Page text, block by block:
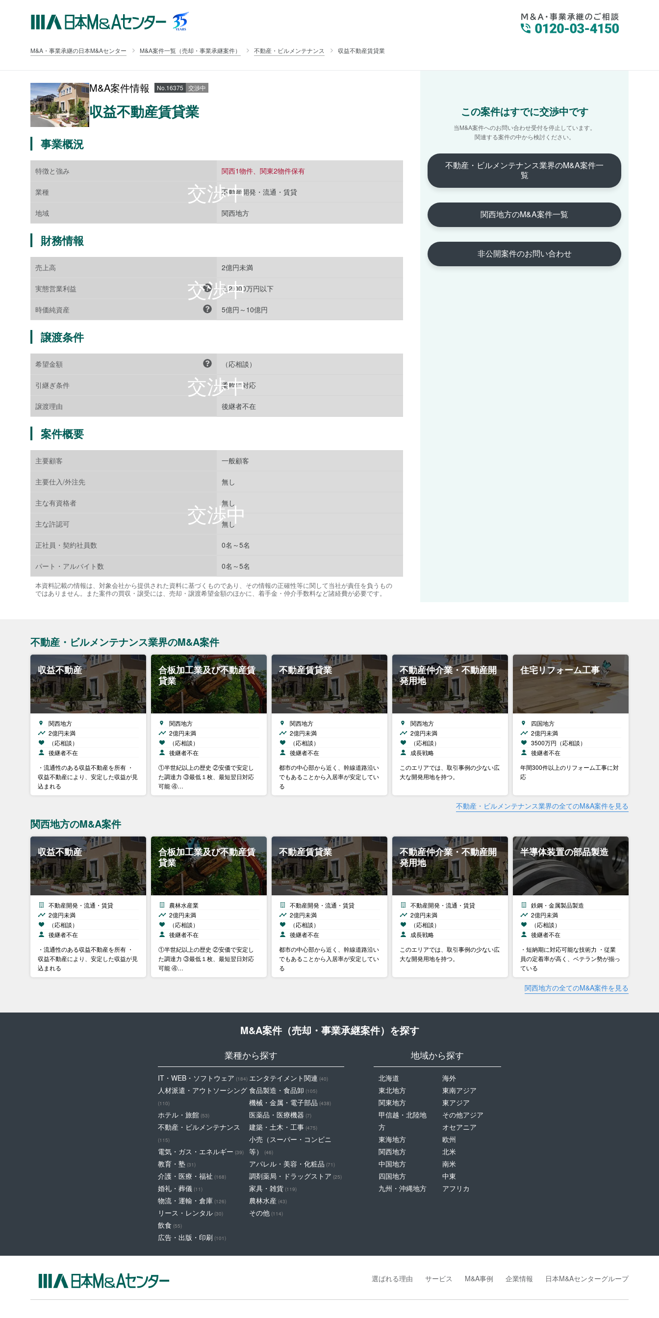
M&A・事業承継の日本M&Aセンター M&A案件一覧（売却・事業承継案件） 不動産・ビルメンテナンス 収益不動産賃貸業
M&A案件情報 No.16375 交渉中
収益不動産賃貸業
事業概況
特徴と強み 関西1物件、関東2物件保有
業種 不動産開発・流通・賃貸
地域 関西地方
財務情報
売上高 2億円未満
実態営業利益 △2,000万円以下
時価純資産 5億円～10億円
譲渡条件
希望金額 （応相談）
引継ぎ条件 柔軟に対応
譲渡理由 後継者不在
案件概要
主要顧客 一般顧客
主要仕入/外注先 無し
主な有資格者 無し
主な許認可 無し
正社員・契約社員数 0名～5名
パート・アルバイト数 0名～5名
本資料記載の情報は、対象会社から提供された資料に基づくものであり、その情報の正確性等に関して当社が責任を負うもの
ではありません。また案件の買収・譲受には、売却・譲渡希望金額のほかに、着手金・仲介手数料など諸経費が必要です。
この案件はすでに交渉中です
当M&A案件へのお問い合わせ受付を停止しています。
関連する案件の中から検討ください。
不動産・ビルメンテナンス業界のM&A案件一
覧
関西地方のM&A案件一覧
非公開案件のお問い合わせ
不動産・ビルメンテナンス業界のM&A案件
収益不動産
関西地方
2億円未満
（応相談）
後継者不在
・流通性のある収益不動産を所有 ・
収益不動産により、安定した収益が見
込まれる
合板加工業及び不動産賃
貸業
関西地方
2億円未満
（応相談）
後継者不在
①半世紀以上の歴史 ②安価で安定し
た調達力 ③最低１枚、最短翌日対応
可能 ④…
不動産賃貸業
関西地方
2億円未満
（応相談）
後継者不在
都市の中心部から近く、幹線道路沿い
でもあることから入居率が安定してい
る
不動産仲介業・不動産開
発用地
関西地方
2億円未満
（応相談）
成長戦略
このエリアでは、取引事例の少ない広
大な開発用地を持つ。
住宅リフォーム工事
四国地方
2億円未満
3500万円（応相談）
後継者不在
年間300件以上のリフォーム工事に対
応
不動産・ビルメンテナンス業界の全てのM&A案件を見る
関西地方のM&A案件
収益不動産
不動産開発・流通・賃貸
2億円未満
（応相談）
後継者不在
・流通性のある収益不動産を所有 ・
収益不動産により、安定した収益が見
込まれる
合板加工業及び不動産賃
貸業
農林水産業
2億円未満
（応相談）
後継者不在
①半世紀以上の歴史 ②安価で安定し
た調達力 ③最低１枚、最短翌日対応
可能 ④…
不動産賃貸業
不動産開発・流通・賃貸
2億円未満
（応相談）
後継者不在
都市の中心部から近く、幹線道路沿い
でもあることから入居率が安定してい
る
不動産仲介業・不動産開
発用地
不動産開発・流通・賃貸
2億円未満
（応相談）
成長戦略
このエリアでは、取引事例の少ない広
大な開発用地を持つ。
半導体装置の部品製造
鉄鋼・金属製品製造
2億円未満
（応相談）
後継者不在
・短納期に対応可能な技術力 ・従業
員の定着率が高く、ベテラン勢が揃っ
ている
関西地方の全てのM&A案件を見る
M&A案件（売却・事業承継案件）を探す
業種から探す
IT・WEB・ソフトウェア (184)
人材派遣・アウトソーシング
(110)
ホテル・旅館 (53)
不動産・ビルメンテナンス
(115)
電気・ガス・エネルギー (39)
教育・塾 (31)
介護・医療・福祉 (168)
婚礼・葬儀 (11)
物流・運輸・倉庫 (126)
リース・レンタル (30)
飲食 (55)
広告・出版・印刷 (101)
エンタテイメント関連 (40)
食品製造・食品卸 (105)
機械・金属・電子部品 (438)
医薬品・医療機器 (7)
建築・土木・工事 (475)
小売（スーパー・コンビニ
等）
(46)
アパレル・美容・化粧品 (71)
調剤薬局・ドラッグストア (25)
家具・雑貨 (119)
農林水産 (43)
その他 (114)
地域から探す
北海道
東北地方
関東地方
甲信越・北陸地
方
東海地方
関西地方
中国地方
四国地方
九州・沖縄地方
海外
東南アジア
東アジア
その他アジア
オセアニア
欧州
北米
南米
中東
アフリカ
選ばれる理由 サービス M&A事例 企業情報 日本M&Aセンターグループ